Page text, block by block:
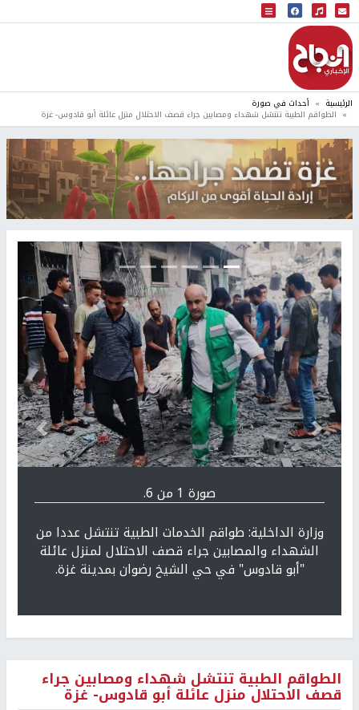
البث المباشر
إذاعة النجاح
الرئيسية أحداث في صورة
الطواقم الطبية تنتشل شهداء ومصابين جراء قصف الاحتلال منزل عائلة أبو قادوس- غزة
صورة 1 من 6.
وزارة الداخلية: طواقم الخدمات الطبية تنتشل عددا من
الشهداء والمصابين جراء قصف الاحتلال لمنزل عائلة
"أبو قادوس" في حي الشيخ رضوان بمدينة غزة.
Previous التالي
الطواقم الطبية تنتشل شهداء ومصابين جراء
قصف الاحتلال منزل عائلة أبو قادوس- غزة